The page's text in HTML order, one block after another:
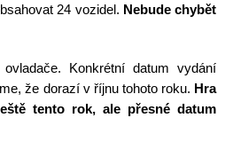
24 vozidel. Nebude chybět
Konkrétní datum vydání
že dorazí v říjnu tohoto roku. Hra
tento rok, ale přesné datum